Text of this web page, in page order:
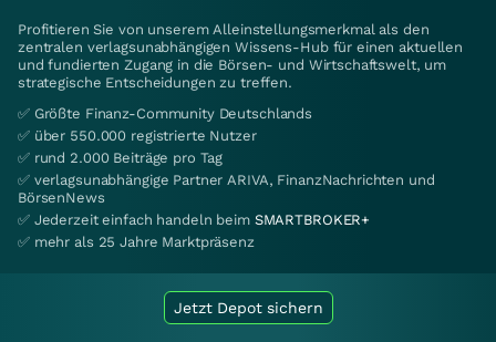
Profitieren Sie von unserem Alleinstellungsmerkmal als den
zentralen verlagsunabhängigen Wissens-Hub für einen aktuellen
und fundierten Zugang in die Börsen- und Wirtschaftswelt, um
strategische Entscheidungen zu treffen.
✅ Größte Finanz-Community Deutschlands
✅ über 550.000 registrierte Nutzer
✅ rund 2.000 Beiträge pro Tag
✅ verlagsunabhängige Partner ARIVA, FinanzNachrichten und
BörsenNews
✅ Jederzeit einfach handeln beim SMARTBROKER+
✅ mehr als 25 Jahre Marktpräsenz
Jetzt Depot sichern